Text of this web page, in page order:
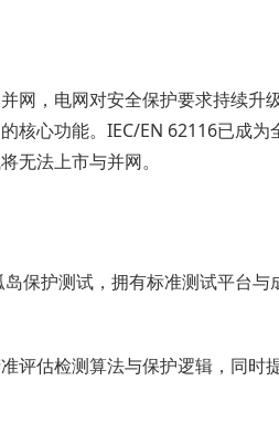
网，电网对安全保护要求持续
核心功能。IEC/EN 62116已成
无法上市与并网。
保护测试，拥有标准测试平台
评估检测算法与保护逻辑，同